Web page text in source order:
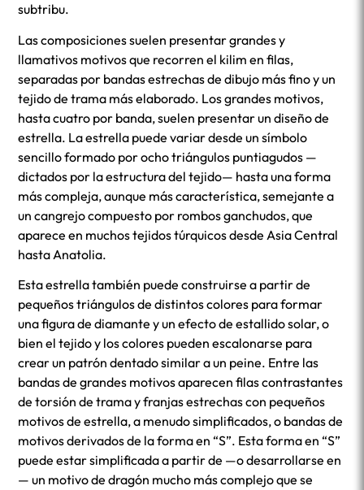
subtribu.
Las composiciones suelen presentar grandes y
llamativos motivos que recorren el kilim en filas,
separadas por bandas estrechas de dibujo más fino y un
tejido de trama más elaborado. Los grandes motivos,
hasta cuatro por banda, suelen presentar un diseño de
estrella. La estrella puede variar desde un símbolo
sencillo formado por ocho triángulos puntiagudos —
dictados por la estructura del tejido— hasta una forma
más compleja, aunque más característica, semejante a
un cangrejo compuesto por rombos ganchudos, que
aparece en muchos tejidos túrquicos desde Asia Central
hasta Anatolia.
Esta estrella también puede construirse a partir de
pequeños triángulos de distintos colores para formar
una figura de diamante y un efecto de estallido solar, o
bien el tejido y los colores pueden escalonarse para
crear un patrón dentado similar a un peine. Entre las
bandas de grandes motivos aparecen filas contrastantes
de torsión de trama y franjas estrechas con pequeños
motivos de estrella, a menudo simplificados, o bandas de
motivos derivados de la forma en “S”. Esta forma en “S”
puede estar simplificada a partir de —o desarrollarse en
— un motivo de dragón mucho más complejo que se